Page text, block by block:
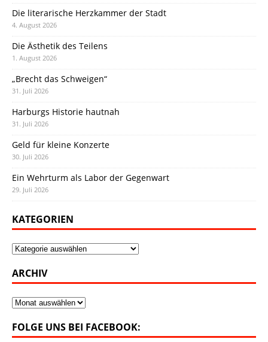
Die literarische Herzkammer der Stadt
4. August 2026
Die Ästhetik des Teilens
1. August 2026
„Brecht das Schweigen“
31. Juli 2026
Harburgs Historie hautnah
31. Juli 2026
Geld für kleine Konzerte
30. Juli 2026
Ein Wehrturm als Labor der Gegenwart
29. Juli 2026
KATEGORIEN
Kategorien
ARCHIV
Archiv
FOLGE UNS BEI FACEBOOK: